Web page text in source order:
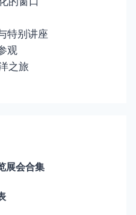
特别讲座
观
之旅
展会合集